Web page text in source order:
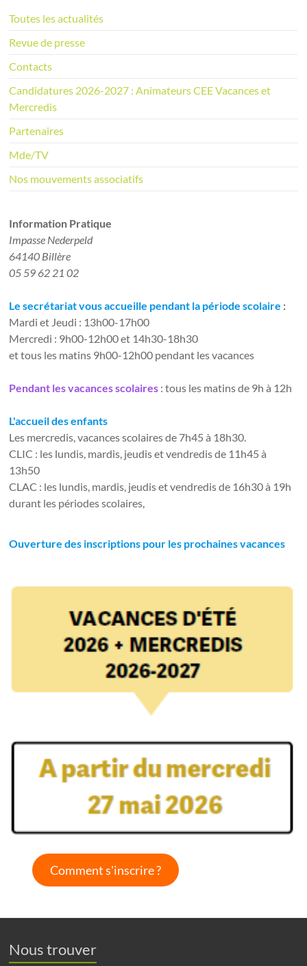
i
c
Toutes les actualités
Revue de presse
Contacts
Candidatures 2026-2027 : Animateurs CEE Vacances et
Mercredis
Partenaires
Mde/TV
Nos mouvements associatifs
Information Pratique​
Impasse Nederpeld
64140 Billère
05 59 62 21 02
Le secrétariat vous accueille pendant la période scolaire :
Mardi et Jeudi : 13h00-17h00
Mercredi : 9h00-12h00 et 14h30-18h30
et tous les matins 9h00-12h00 pendant les vacances
Pendant les vacances scolaires : tous les matins de 9h à 12h
L'accueil des enfants
Les mercredis, vacances scolaires de 7h45 à 18h30.
CLIC : les lundis, mardis, jeudis et vendredis de 11h45 à
13h50
CLAC : les lundis, mardis, jeudis et vendredis de 16h30 à 19h
durant les périodes scolaires,
Ouverture des inscriptions pour les prochaines vacances
Comment s'inscrire ?
Nous trouver